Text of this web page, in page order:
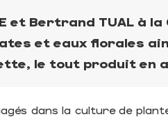
et Bertrand TUAL à
et eaux florales
le tout produit en
dans la culture de